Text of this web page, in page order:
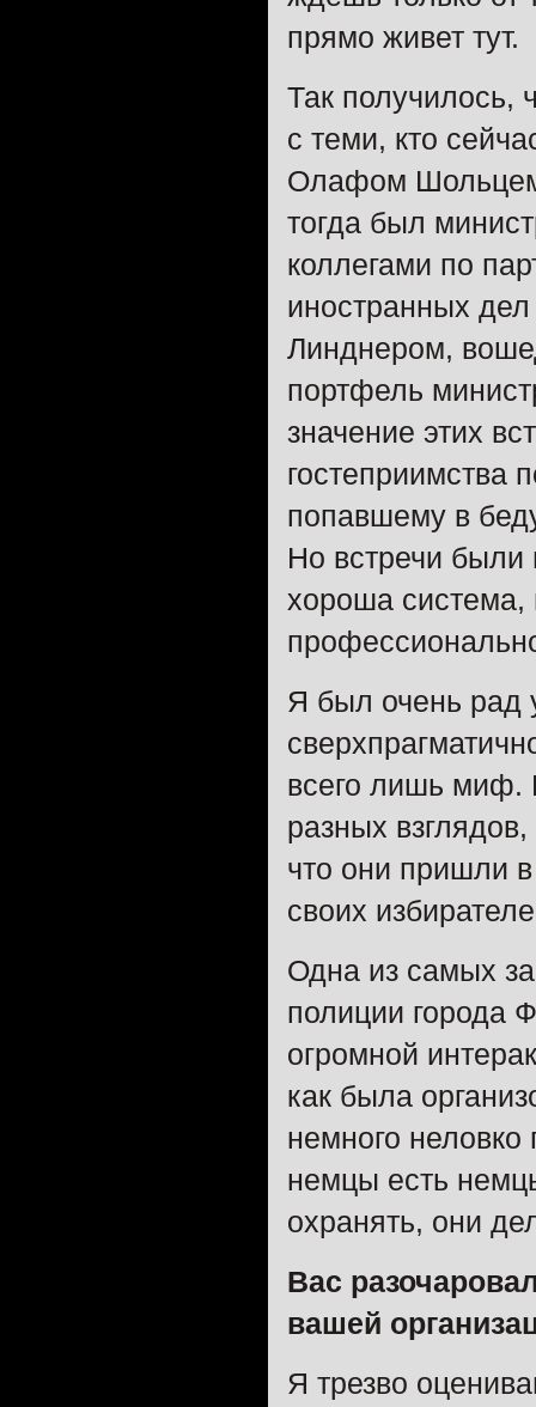
прямо живет тут.
Так получилось,
с теми, кто
Олафом
тогда был
коллегами по
иностранных
Линднером,
портфель
значение этих
гостеприимства
попавшему в
Но встречи
хороша система,
Я был очень рад
всего лишь миф.
разных
что они пришли в
своих
Одна из самых
полиции города
огромной
как была
немного
немцы есть
охранять, они
Вас
вашей
Я трезво